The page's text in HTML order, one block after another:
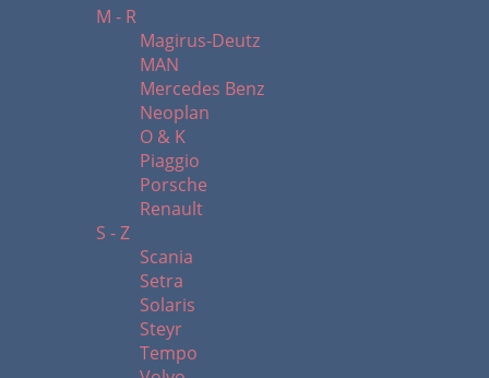
M - R
Magirus-Deutz
MAN
Mercedes Benz
Neoplan
O & K
Piaggio
Porsche
Renault
S - Z
Scania
Setra
Solaris
Steyr
Tempo